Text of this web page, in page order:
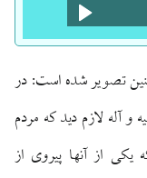
آیه ۲۹ سوره نحل چنین تصویر شده است: در
و آله لازم دید که مردم
یکی از آنها پیروی از